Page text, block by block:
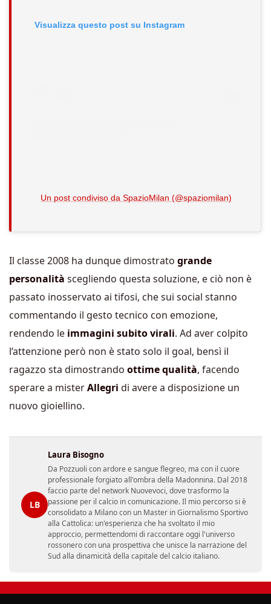
Visualizza questo post su Instagram
Un post condiviso da SpazioMilan (@spaziomilan)
Il classe 2008 ha dunque dimostrato grande
personalità scegliendo questa soluzione, e ciò non è
passato inosservato ai tifosi, che sui social stanno
commentando il gesto tecnico con emozione,
rendendo le immagini subito virali. Ad aver colpito
l’attenzione però non è stato solo il goal, bensì il
ragazzo sta dimostrando ottime qualità, facendo
sperare a misterAllegri di avere a disposizione un
nuovo gioiellino.
LB
Laura Bisogno
Da Pozzuoli con ardore e sangue flegreo, ma con il cuore
professionale forgiato all'ombra della Madonnina. Dal 2018
faccio parte del network Nuovevoci, dove trasformo la
passione per il calcio in comunicazione. Il mio percorso si è
consolidato a Milano con un Master in Giornalismo Sportivo
alla Cattolica: un'esperienza che ha svoltato il mio
approccio, permettendomi di raccontare oggi l'universo
rossonero con una prospettiva che unisce la narrazione del
Sud alla dinamicità della capitale del calcio italiano.